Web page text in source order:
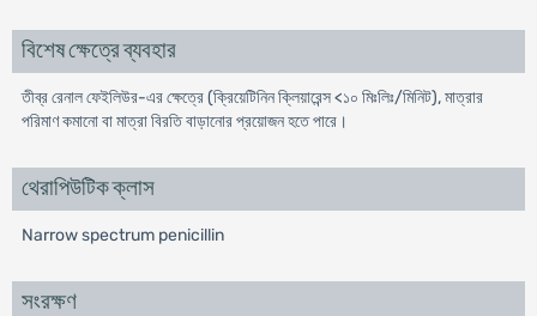
বিশেষ ক্ষেত্রে ব্যবহার
তীব্র রেনাল ফেইলিউর-এর ক্ষেত্রে (ক্রিয়েটিনিন ক্লিয়ারেন্স <১০ মিঃলিঃ/মিনিট), মাত্রার
পরিমাণ কমানো বা মাত্রা বিরতি বাড়ানোর প্রয়োজন হতে পারে।
থেরাপিউটিক ক্লাস
Narrow spectrum penicillin
সংরক্ষণ